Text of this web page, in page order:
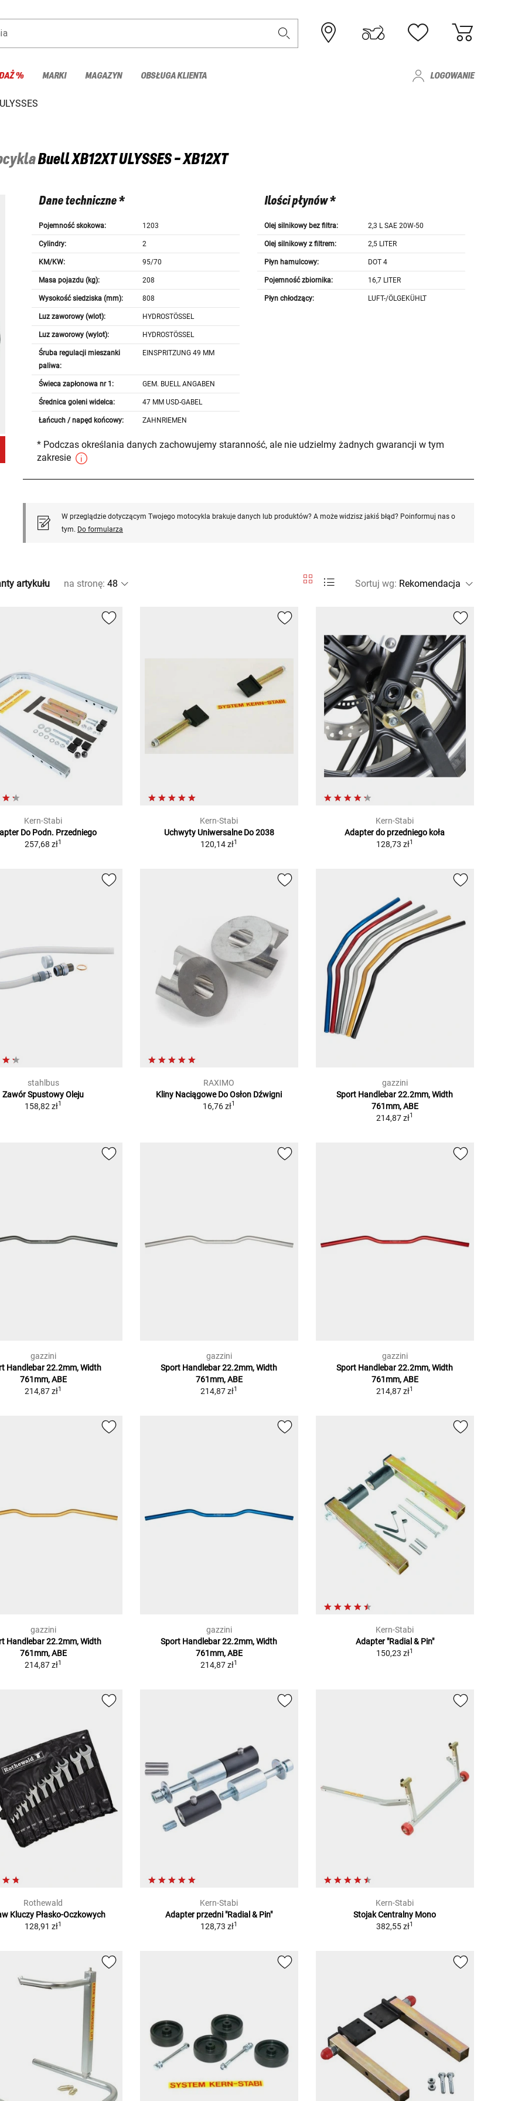
% MARKI MAGAZYN OBSŁUGA KLIENTA LOGOWANIE
BuellXB12XT ULYSSES - XB12XT
Dane techniczne *
Pojemność skokowa: 1203
Cylindry: 2
KM/KW: 95/70
Masa pojazdu (kg): 208
Wysokość siedziska (mm): 808
Luz zaworowy (wlot): HYDROSTÖSSEL
Luz zaworowy (wylot): HYDROSTÖSSEL
Śruba regulacji mieszanki
paliwa:
EINSPRITZUNG 49 MM
Świeca zapłonowa nr 1: GEM. BUELL ANGABEN
Średnica goleni widelca: 47 MM USD-GABEL
Łańcuch / napęd końcowy: ZAHNRIEMEN
Ilości płynów *
Olej silnikowy bez filtra: 2,3 L SAE 20W-50
Olej silnikowy z filtrem: 2,5 LITER
Płyn hamulcowy: DOT 4
Pojemność zbiornika: 16,7 LITER
Płyn chłodzący: LUFT-/ÖLGEKÜHLT
* Podczas określania danych zachowujemy staranność, ale nie udzielmy żadnych gwarancji w tym
zakresie
W przeglądzie dotyczącym Twojego motocykla brakuje danych lub produktów? A może widzisz jakiś błąd? Poinformuj nas o
tym. Do formularza
artykułu na stronę: Sortuj wg:
Kern-Stabi
Do Podn. Przedniego
257,68 zł1
Kern-Stabi
Uchwyty Uniwersalne Do 2038
120,14 zł1
Kern-Stabi
Adapter do przedniego koła
128,73 zł1
stahlbus
Zawór Spustowy Oleju
158,82 zł1
RAXIMO
Kliny Naciągowe Do Osłon Dźwigni
16,76 zł1
gazzini
Sport Handlebar 22.2mm, Width
761mm, ABE
214,87 zł1
gazzini
Handlebar 22.2mm, Width
761mm, ABE
214,87 zł1
gazzini
Sport Handlebar 22.2mm, Width
761mm, ABE
214,87 zł1
gazzini
Sport Handlebar 22.2mm, Width
761mm, ABE
214,87 zł1
gazzini
Handlebar 22.2mm, Width
761mm, ABE
214,87 zł1
gazzini
Sport Handlebar 22.2mm, Width
761mm, ABE
214,87 zł1
Kern-Stabi
Adapter "Radial & Pin"
150,23 zł1
Rothewald
Kluczy Płasko-Oczkowych
128,91 zł1
Kern-Stabi
Adapter przedni "Radial & Pin"
128,73 zł1
Kern-Stabi
Stojak Centralny Mono
382,55 zł1